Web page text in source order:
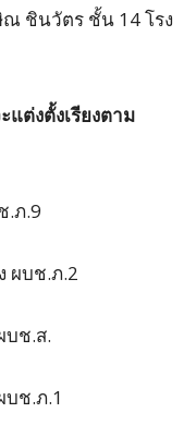
ชินวัตร ชั้น 14 โรง
แต่งตั้งเรียงตาม
.ภ.9
ผบช.ภ.2
บช.ส.
บช.ภ.1